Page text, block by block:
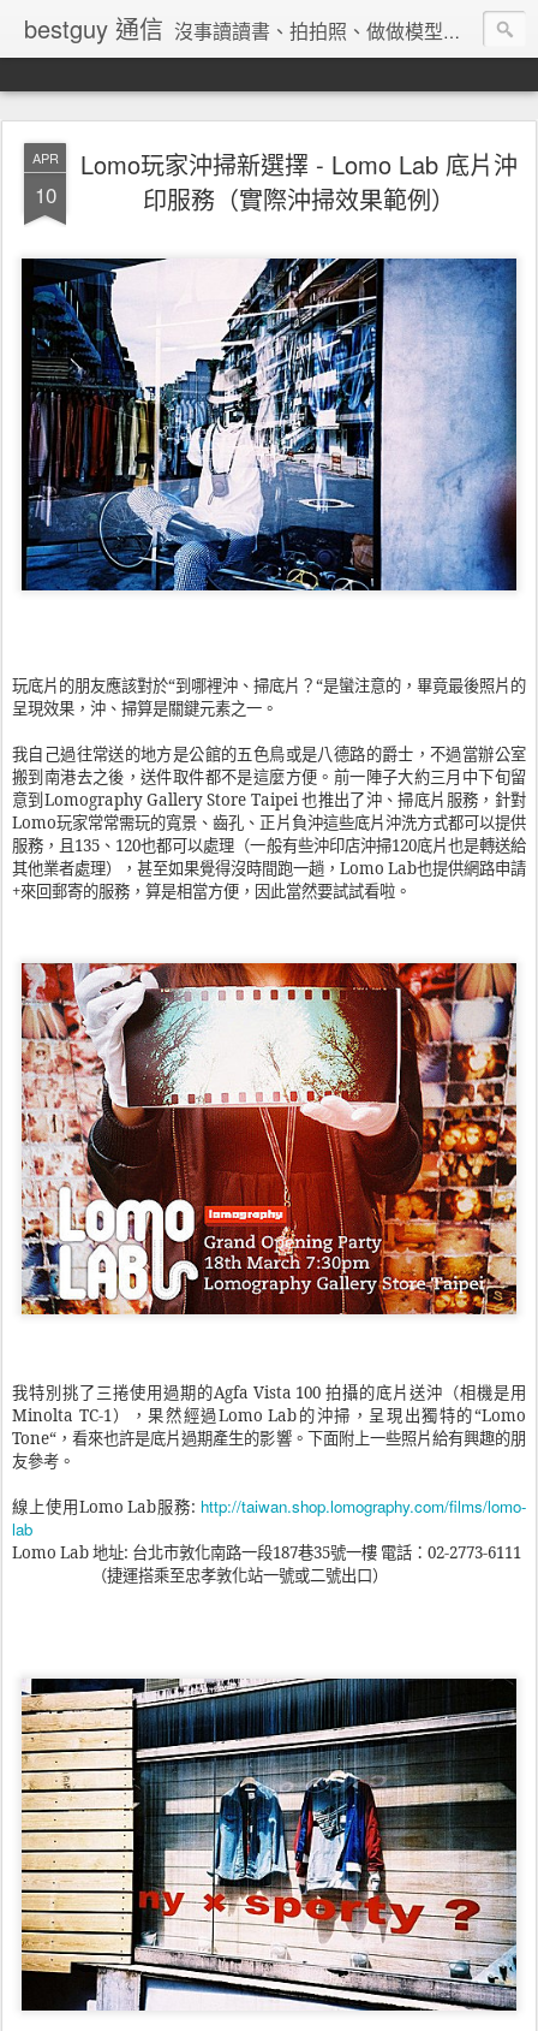
bestguy 通信 沒事讀讀書、拍拍照、做做模型、收集玩具與老相機的網路業老兵
APR
10
Lomo玩家沖掃新選擇 - Lomo Lab 底片沖
印服務（實際沖掃效果範例）
玩底片的朋友應該對於“到哪裡沖、掃底片？“是蠻注意的，畢竟最後照片的
呈現效果，沖、掃算是關鍵元素之一。
我自己過往常送的地方是公館的五色鳥或是八德路的爵士，不過當辦公室
搬到南港去之後，送件取件都不是這麼方便。前一陣子大約三月中下旬留
意到Lomography Gallery Store Taipei也推出了沖、掃底片服務，針對
Lomo玩家常常需玩的寬景、齒孔、正片負沖這些底片沖洗方式都可以提供
服務，且135 、 120也都可以處理（一般有些沖印店沖掃120底片也是轉送給
其他業者處理），甚至如果覺得沒時間跑一趟， Lomo Lab也提供網路申請
+來回郵寄的服務，算是相當方便，因此當然要試試看啦。
我特別挑了三捲使用過期的Agfa Vista 100拍攝的底片送沖（相機是用
Minolta TC-1），果然經過Lomo Lab的沖掃，呈現出獨特的“Lomo
Tone“，看來也許是底片過期產生的影響。下面附上一些照片給有興趣的朋
友參考。
線上使用Lomo Lab服務: http://taiwan.shop.lomography.com/films/lomo-
lab
Lomo Lab地址: 台北市敦化南路一段187巷35號一樓 電話： 02-2773-6111
（捷運搭乘至忠孝敦化站一號或二號出口）